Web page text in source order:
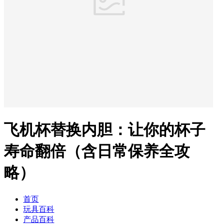
飞机杯替换内胆：让你的杯子
寿命翻倍（含日常保养全攻
略）
首页
玩具百科
产品百科